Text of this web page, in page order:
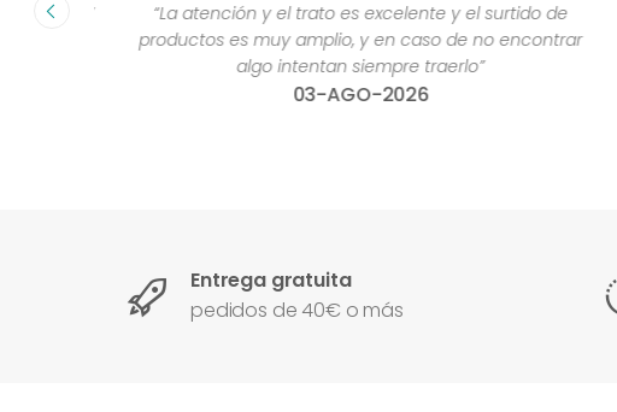
”
“La atención y el trato es excelente y el surtido de
productos es muy amplio, y en caso de no encontrar
algo intentan siempre traerlo”
03-AGO-2026
Entrega gratuita
pedidos de 40€ o más